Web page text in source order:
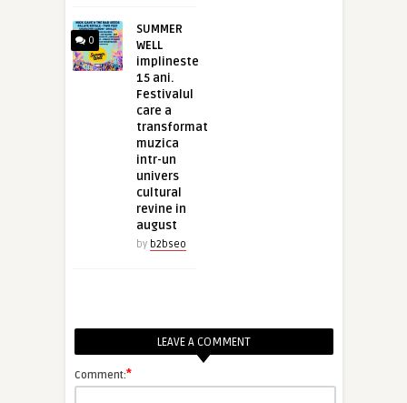
0
SUMMER
WELL
implineste
15 ani.
Festivalul
care a
transformat
muzica
intr-un
univers
cultural
revine in
august
by b2bseo
LEAVE A COMMENT
Comment:*